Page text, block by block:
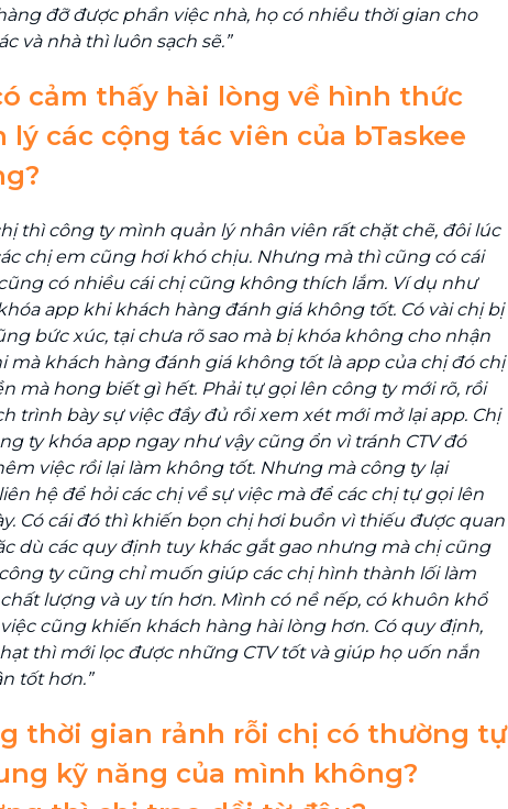
đỡ được phần việc nhà, họ có nhiều thời gian cho
và nhà thì luôn sạch sẽ.”
cảm thấy hài lòng về hình thức
lý các cộng tác viên của bTaskee
thì công ty mình quản lý nhân viên rất chặt chẽ, đôi lúc
chị em cũng hơi khó chịu. Nhưng mà thì cũng có cái
có nhiều cái chị cũng không thích lắm. Ví dụ như
app khi khách hàng đánh giá không tốt. Có vài chị bị
bức xúc, tại chưa rõ sao mà bị khóa không cho nhận
mà khách hàng đánh giá không tốt là app của chị đó chị
mà hong biết gì hết. Phải tự gọi lên công ty mới rõ, rồi
trình bày sự việc đầy đủ rồi xem xét mới mở lại app. Chị
ty khóa app ngay như vậy cũng ổn vì tránh CTV đó
việc rồi lại làm không tốt. Nhưng mà công ty lại
hệ để hỏi các chị về sự việc mà để các chị tự gọi lên
Có cái đó thì khiến bọn chị hơi buồn vì thiếu được quan
dù các quy định tuy khác gắt gao nhưng mà chị cũng
ty cũng chỉ muốn giúp các chị hình thành lối làm
lượng và uy tín hơn. Mình có nề nếp, có khuôn khổ
cũng khiến khách hàng hài lòng hơn. Có quy định,
thì mới lọc được những CTV tốt và giúp họ uốn nắn
tốt hơn.”
thời gian rảnh rỗi chị có thường tự
kỹ năng của mình không?